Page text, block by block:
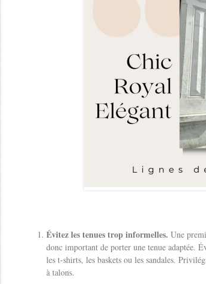
Évitez les tenues trop informelles. Une
donc important de porter une tenue adaptée.
les t-shirts, les baskets ou les sandales.
à talons.